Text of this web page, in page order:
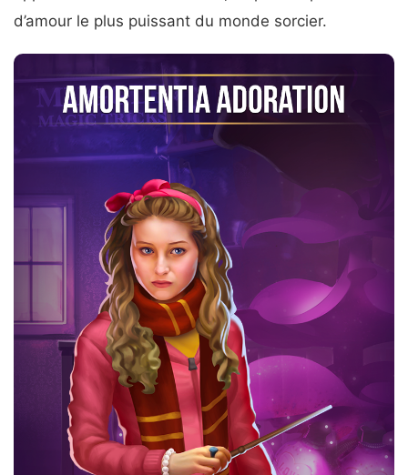
d’amour le plus puissant du monde sorcier.